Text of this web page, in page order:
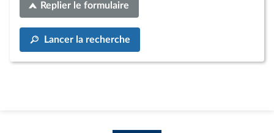
Replier le formulaire
Lancer la recherche